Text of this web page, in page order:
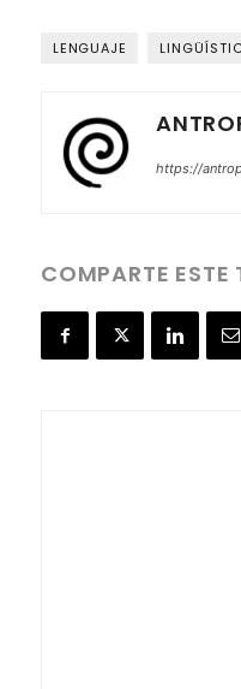
LENGUAJE
https://
COMPARTE ESTE